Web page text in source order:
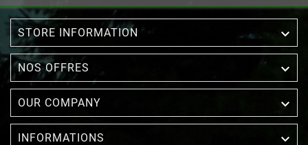
STORE INFORMATION 
NOS OFFRES 
OUR COMPANY 
INFORMATIONS 